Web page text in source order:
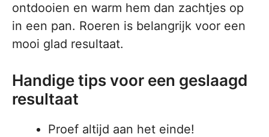
ontdooien en warm hem dan zachtjes op
in een pan. Roeren is belangrijk voor een
mooi glad resultaat.
Handige tips voor een geslaagd
resultaat
Proef altijd aan het einde!